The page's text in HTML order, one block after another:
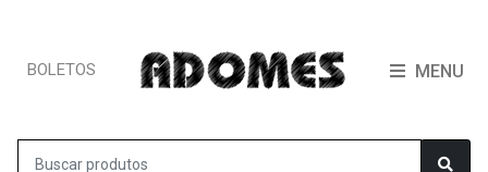
BOLETOS MENU